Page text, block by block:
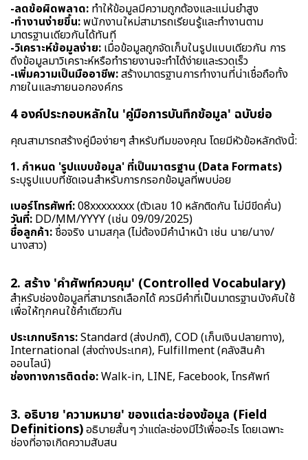
-ลดข้อผิดพลาด: ทำให้ข้อมูลมีความถูกต้องและแม่นยำสูง
-ทำงานง่ายขึ้น:พนักงานใหม่สามารถเรียนรู้และทำงานตาม
มาตรฐานเดียวกันได้ทันที
-วิเคราะห์ข้อมูลง่าย: เมื่อข้อมูลถูกจัดเก็บในรูปแบบเดียวกัน การ
ดึงข้อมูลมาวิเคราะห์หรือทำรายงานจะทำได้ง่ายและรวดเร็ว
-เพิ่มความเป็นมืออาชีพ:สร้างมาตรฐานการทำงานที่น่าเชื่อถือทั้ง
ภายในและภายนอกองค์กร
4 องค์ประกอบหลักใน 'คู่มือการบันทึกข้อมูล' ฉบับย่อ
คุณสามารถสร้างคู่มือง่ายๆ สำหรับทีมของคุณ โดยมีหัวข้อหลักดังนี้:
1. กำหนด 'รูปแบบข้อมูล' ที่เป็นมาตรฐาน (Data Formats)
ระบุรูปแบบที่ชัดเจนสำหรับการกรอกข้อมูลที่พบบ่อย
เบอร์โทรศัพท์:08xxxxxxxx (ตัวเลข 10 หลักติดกัน ไม่มีขีดคั่น)
วันที่: DD/MM/YYYY (เช่น 09/09/2025)
ชื่อลูกค้า:ชื่อจริง นามสกุล (ไม่ต้องมีคำนำหน้า เช่น นาย/นาง/
นางสาว)
2. สร้าง 'คำศัพท์ควบคุม' (Controlled Vocabulary)
สำหรับช่องข้อมูลที่สามารถเลือกได้ ควรมีคำที่เป็นมาตรฐานบังคับใช้
เพื่อให้ทุกคนใช้คำเดียวกัน
ประเภทบริการ:Standard (ส่งปกติ), COD (เก็บเงินปลายทาง),
International (ส่งต่างประเทศ), Fulfillment (คลังสินค้า
ออนไลน์)
ช่องทางการติดต่อ:Walk-in, LINE, Facebook, โทรศัพท์
3. อธิบาย 'ความหมาย' ของแต่ละช่องข้อมูล (Field
Definitions)อธิบายสั้นๆ ว่าแต่ละช่องมีไว้เพื่ออะไร โดยเฉพาะ
ช่องที่อาจเกิดความสับสน